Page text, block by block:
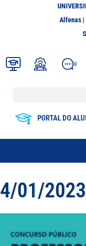
Alfenas |
PORTAL DO
4/01/2023